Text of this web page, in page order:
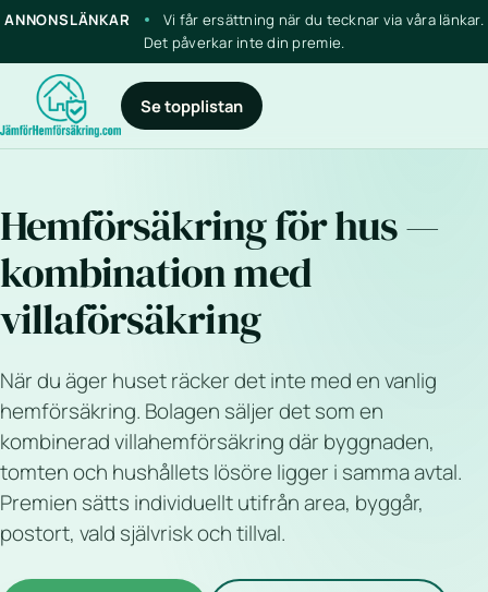
ANNONSLÄNKAR
Vi får ersättning när du tecknar via våra länkar.
Det påverkar inte din premie.
Se topplistan
Hemförsäkring för hus —
kombination med
villaförsäkring
När du äger huset räcker det inte med en vanlig
hemförsäkring. Bolagen säljer det som en
kombinerad villahemförsäkring där byggnaden,
tomten och hushållets lösöre ligger i samma avtal.
Premien sätts individuellt utifrån area, byggår,
postort, vald självrisk och tillval.